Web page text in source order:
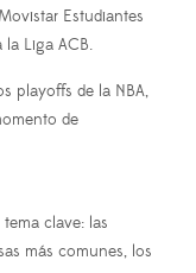
Estudiantes
la Liga ACB.
playoffs de la NBA,
de
clave: las
más comunes, los